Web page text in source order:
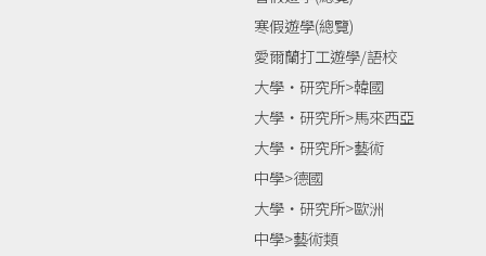
寒假遊學(總覽)
愛爾蘭打工遊學/語校
大學‧研究所>韓國
大學‧研究所>馬來西亞
大學‧研究所>藝術
中學>德國
大學‧研究所>歐洲
中學>藝術類